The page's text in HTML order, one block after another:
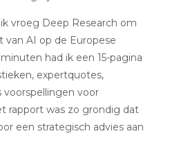
vroeg Deep Research om
van AI op de Europese
had ik een 15-pagina
expertquotes,
voorspellingen voor
rapport was zo grondig dat
een strategisch advies aan